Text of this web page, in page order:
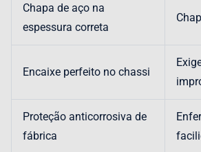
Chapa de aço na
espessura correta
Encaixe perfeito no chassi
Proteção anticorrosiva de
fábrica